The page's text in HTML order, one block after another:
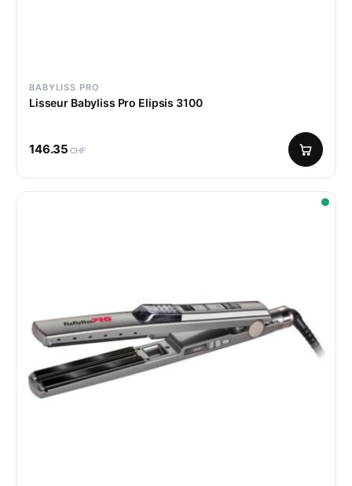
BABYLISS PRO
Lisseur Babyliss Pro Elipsis 3100
146.35 CHF